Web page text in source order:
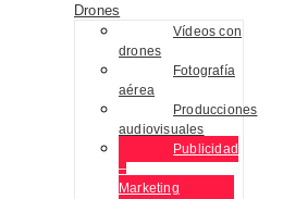
Drones
Vídeos con
drones
Fotografía
aérea
Producciones
audiovisuales
Publicidad
–
Marketing